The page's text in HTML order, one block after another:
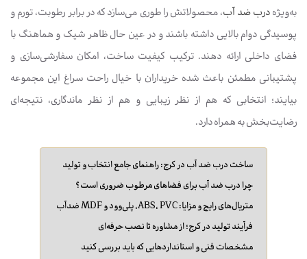
به‌ویژهدرب ضد آب، محصولاتش را طوری می‌سازد که در برابر رطوبت، تورم و
پوسیدگی دوام بالایی داشته باشند و در عین حال ظاهر شیک و هماهنگ با
فضای داخلی ارائه دهند. ترکیب کیفیت ساخت، امکان سفارشی‌سازی و
پشتیبانی مطمئن باعث شده خریداران با خیال راحت سراغ این مجموعه
بیایند؛ انتخابی که هم از نظر زیبایی و هم از نظر ماندگاری، نتیجه‌ای
رضایت‌بخش به همراه دارد.
ساخت درب ضد آب در کرج: راهنمای جامع انتخاب و تولید
چرا درب ضد آب برای فضاهای مرطوب ضروری است؟
متریال‌های رایج و مزایا: ABS، PVC، پلی‌وود و MDF ضدآب
فرآیند تولید در کرج؛ از مشاوره تا نصب حرفه‌ای
مشخصات فنی و استانداردهایی که باید بررسی کنید